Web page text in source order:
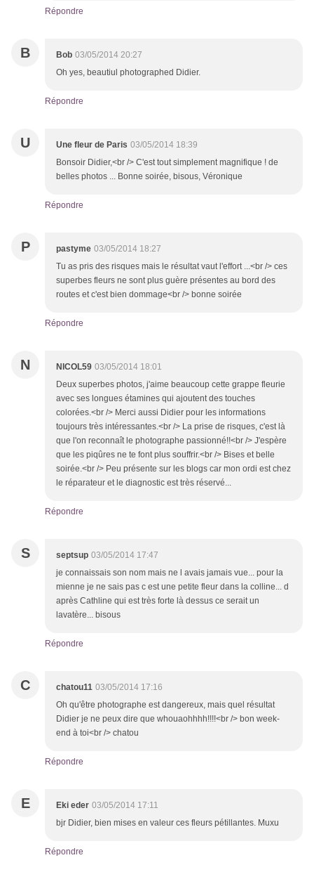
Répondre
B Bob 03/05/2014 20:27
Oh yes, beautiul photographed Didier.
Répondre
U Une fleur de Paris 03/05/2014 18:39
Bonsoir Didier,<br /> C'est tout simplement magnifique ! de
belles photos ... Bonne soirée, bisous, Véronique
Répondre
P pastyme 03/05/2014 18:27
Tu as pris des risques mais le résultat vaut l'effort ...<br /> ces
superbes fleurs ne sont plus guère présentes au bord des
routes et c'est bien dommage<br /> bonne soirée
Répondre
N NICOL59 03/05/2014 18:01
Deux superbes photos, j'aime beaucoup cette grappe fleurie
avec ses longues étamines qui ajoutent des touches
colorées.<br /> Merci aussi Didier pour les informations
toujours très intéressantes.<br /> La prise de risques, c'est là
que l'on reconnaît le photographe passionné!!<br /> J'espère
que les piqûres ne te font plus souffrir.<br /> Bises et belle
soirée.<br /> Peu présente sur les blogs car mon ordi est chez
le réparateur et le diagnostic est très réservé...
Répondre
S septsup 03/05/2014 17:47
je connaissais son nom mais ne l avais jamais vue... pour la
mienne je ne sais pas c est une petite fleur dans la colline... d
après Cathline qui est très forte là dessus ce serait un
lavatère... bisous
Répondre
C chatou11 03/05/2014 17:16
Oh qu'être photographe est dangereux, mais quel résultat
Didier je ne peux dire que whouaohhhh!!!!<br /> bon week-
end à toi<br /> chatou
Répondre
E Eki eder 03/05/2014 17:11
bjr Didier, bien mises en valeur ces fleurs pétillantes. Muxu
Répondre